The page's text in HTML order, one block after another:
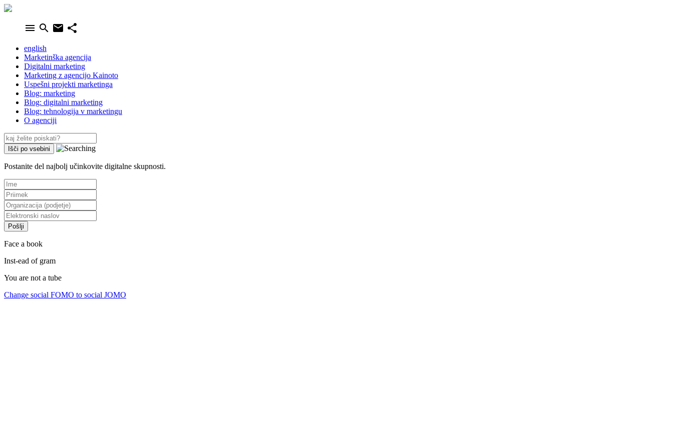
menu search email share
english
Marketinška agencija
Digitalni marketing
Marketing z agencijo Kainoto
Uspešni projekti marketinga
Blog: marketing
Blog: digitalni marketing
Blog: tehnologija v marketingu
O agenciji
Postanite del najbolj učinkovite digitalne skupnosti.
Pošlji
Face a book
Inst-ead of gram
You are not a tube
Change social FOMO to social JOMO